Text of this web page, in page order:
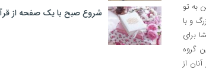
به تو
و با
برای
گروه
از
شروع صبح با یک صفحه از